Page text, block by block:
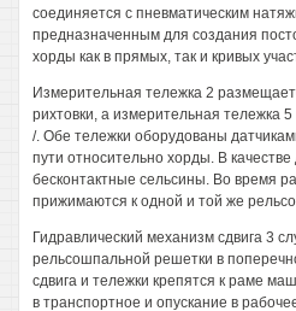
соединяется с пневматическим
предназначенным для создания
хорды как в прямых, так и кривых
Измерительная тележка 2
рихтовки, а измерительная тележка
/. Обе тележки оборудованы
пути относительно хорды. В качестве
бесконтактные сельсины. Во время
прижимаются к одной и той же
Гидравлический механизм сдвига 3
рельсошпальной решетки в
сдвига и тележки крепятся к раме
в транспортное и опускание в